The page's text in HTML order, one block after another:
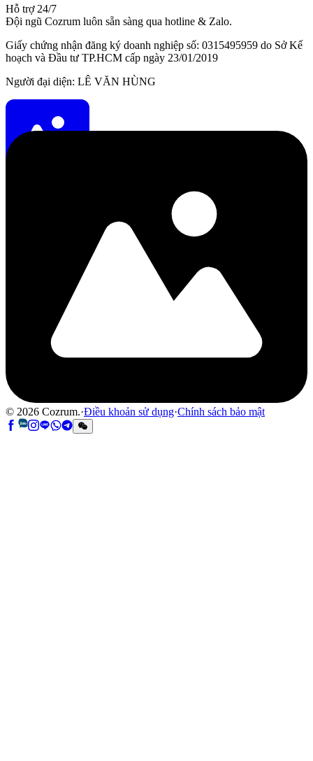
Hỗ trợ 24/7
Đội ngũ Cozrum luôn sẵn sàng qua hotline & Zalo.
Giấy chứng nhận đăng ký doanh nghiệp số: 0315495959 do Sở Kế
hoạch và Đầu tư TP.HCM cấp ngày 23/01/2019
Người đại diện: LÊ VĂN HÙNG
© 2026 Cozrum.·Điều khoản sử dụng·Chính sách bảo mật